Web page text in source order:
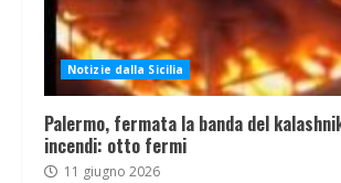
Notizie dalla Sicilia
Palermo, fermata la banda del
incendi: otto fermi
11 giugno 2026